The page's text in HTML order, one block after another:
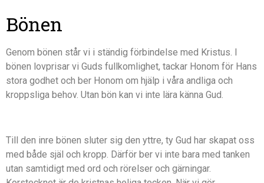
Bönen
Genom bönen står vi i ständig förbindelse med Kristus. I
bönen lovprisar vi Guds fullkomlighet, tackar Honom för Hans
stora godhet och ber Honom om hjälp i våra andliga och
kroppsliga behov. Utan bön kan vi inte lära känna Gud.
Till den inre bönen sluter sig den yttre, ty Gud har skapat oss
med både själ och kropp. Därför ber vi inte bara med tanken
utan samtidigt med ord och rörelser och gärningar.